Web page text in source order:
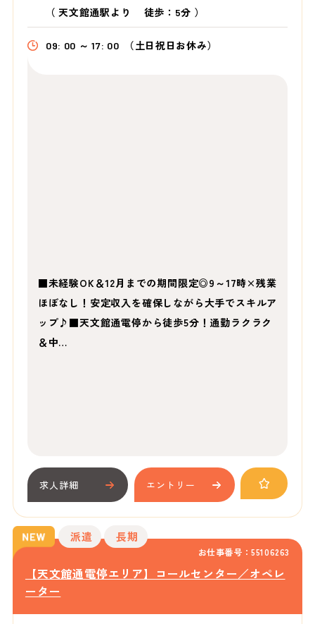
（ 天文館通駅より 徒歩：5分 ）
09: 00 ～ 17: 00 （土日祝日お休み）
■未経験OK＆12月までの期間限定◎9～17時×残業
ほぼなし！安定収入を確保しながら大手でスキルア
ップ♪■天文館通電停から徒歩5分！通勤ラクラク
＆中…
求人詳細 エントリー
お仕事番号：55106263
派遣 長期
【天文館通電停エリア】コールセンター／オペレ
ーター